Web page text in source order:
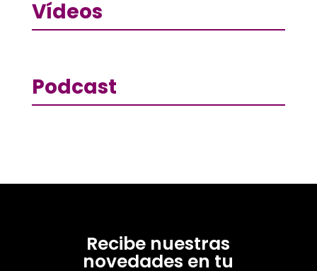
Vídeos
Podcast
Recibe nuestras
novedades en tu